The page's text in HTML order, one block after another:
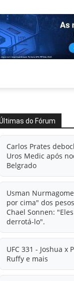
do Fórum
Carlos Prates
Uros Medic após
Belgrado
Usman
por cima" dos
Chael Sonnen:
derrotá-lo".
UFC 331 - Joshua x
Ruffy e mais